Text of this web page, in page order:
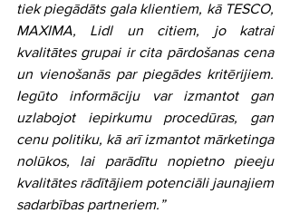
tiek piegādāts gala klientiem, kā TESCO,
MAXIMA, Lidl un citiem, jo katrai
kvalitātes grupai ir cita pārdošanas cena
un vienošanās par piegādes kritērijiem.
Iegūto informāciju var izmantot gan
uzlabojot iepirkumu procedūras, gan
cenu politiku, kā arī izmantot mārketinga
nolūkos, lai parādītu nopietno pieeju
kvalitātes rādītājiem potenciāli jaunajiem
sadarbības partneriem.”